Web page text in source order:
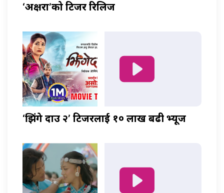
‘अक्षरा’को टिजर रिलिज
‘झिंगे दाउ २’ टिजरलाई १० लाख बढी भ्यूज